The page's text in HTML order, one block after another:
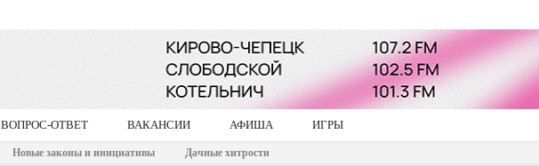
ВОПРОС-ОТВЕТ ВАКАНСИИ АФИША ИГРЫ
Новые законы и инициативы Дачные хитрости